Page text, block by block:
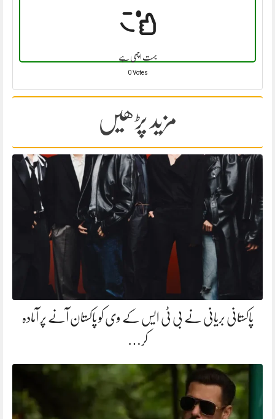
بہت اچھی ہے
0 Votes
مزید پڑھیں
پاکستانی بریانی نے بی ٹی ایس کے وی کو پاکستان آنے پر آمادہ
کر…